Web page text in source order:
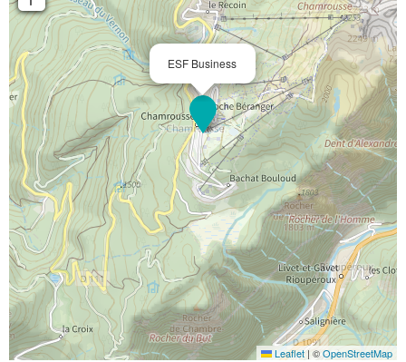
ESF Business
Leaflet | ©OpenStreetMap